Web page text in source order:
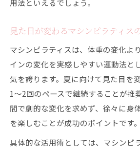
用法といえるでしょう。
見た目が変わるマシンピラティス
マシンピラティスは、体重の変化よ
インの変化を実感しやすい運動法と
気を誇ります。夏に向けて見た目を
1〜2回のペースで継続することが推
間で劇的な変化を求めず、徐々に身
を楽しむことが成功のポイントです。
具体的な活用術としては、マシンピ